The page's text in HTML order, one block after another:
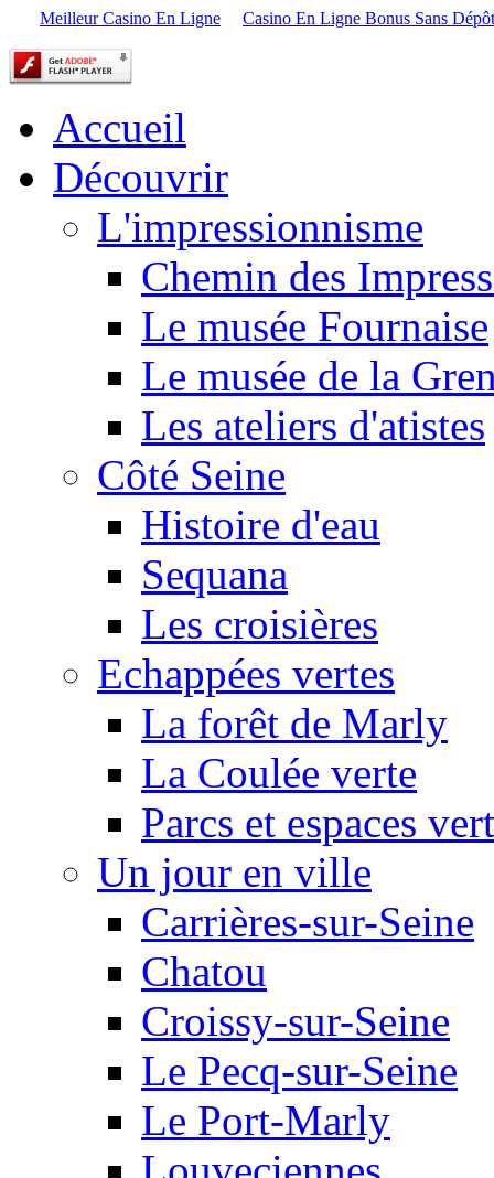
Meilleur Casino En Ligne Casino En Ligne Bonus Sans Dépôt
Accueil
Découvrir
L'impressionnisme
Chemin des
Le musée Fournaise
Le musée de la
Les ateliers d'atistes
Côté Seine
Histoire d'eau
Sequana
Les croisières
Echappées vertes
La forêt de Marly
La Coulée verte
Parcs et espaces
Un jour en ville
Carrières-sur-Seine
Chatou
Croissy-sur-Seine
Le Pecq-sur-Seine
Le Port-Marly